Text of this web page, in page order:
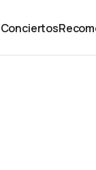
Conciertos